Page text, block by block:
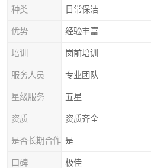
种类 日常保洁
优势 经验丰富
培训 岗前培训
服务人员 专业团队
星级服务 五星
资质 资质齐全
是否长期合作 是
口碑 极佳